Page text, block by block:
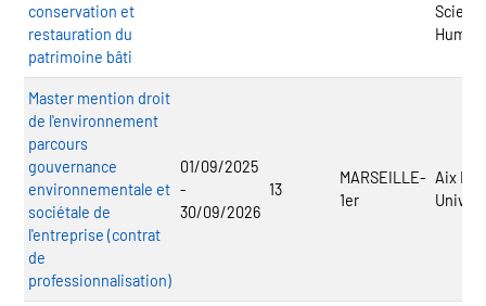
conservation et
restauration du
patrimoine bâti
Master mention droit
de l'environnement
parcours
gouvernance
environnementale et
sociétale de
l'entreprise (contrat
de
professionnalisation)
01/09/2025
-
30/09/2026
13
MARSEILLE-
1er
Aix